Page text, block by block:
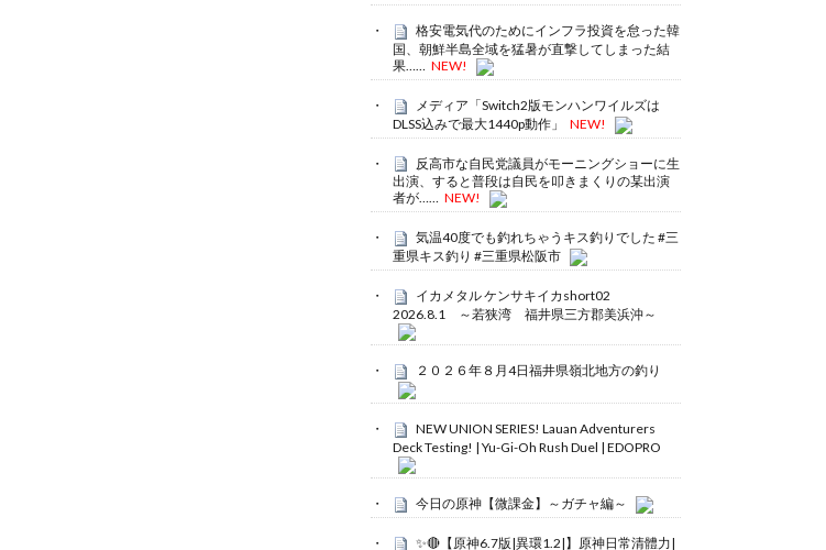
格安電気代のためにインフラ投資を怠った韓
国、朝鮮半島全域を猛暑が直撃してしまった結
果……
NEW!
メディア「Switch2版モンハンワイルズは
DLSS込みで最大1440p動作」
NEW!
反高市な自民党議員がモーニングショーに生
出演、すると普段は自民を叩きまくりの某出演
者が…… NEW!
気温40度でも釣れちゃうキス釣りでした #三
重県キス釣り #三重県松阪市
イカメタル ケンサキイカshort02
2026.8.1 ～若狭湾 福井県三方郡美浜沖～
２０２６年８月4日福井県嶺北地方の釣り
NEW UNION SERIES! Lauan Adventurers
Deck Testing! | Yu-Gi-Oh Rush Duel | EDOPRO
今日の原神【微課金】～ガチャ編～
✨🔴【原神6.7版|異環1.2|】原神日常清體力|